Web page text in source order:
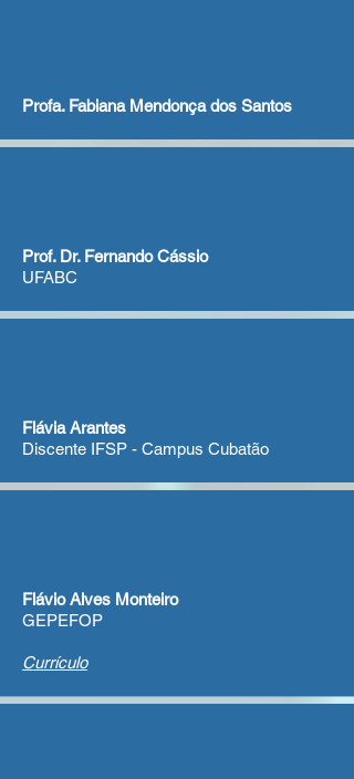
Profa. Fabiana Mendonça dos Santos
​Prof. Dr. Fernando Cássio
UFABC
Flávia Arantes
Discente IFSP - Campus Cubatão
Flávio Alves Monteiro
GEPEFOP
Currículo